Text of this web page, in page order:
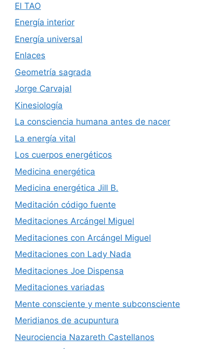
El TAO
Energía interior
Energía universal
Enlaces
Geometría sagrada
Jorge Carvajal
Kinesiología
La consciencia humana antes de nacer
La energía vital
Los cuerpos energéticos
Medicina energética
Medicina energética Jill B.
Meditación código fuente
Meditaciones Arcángel Miguel
Meditaciones con Arcángel Miguel
Meditaciones con Lady Nada
Meditaciones Joe Dispensa
Meditaciones variadas
Mente consciente y mente subconsciente
Meridianos de acupuntura
Neurociencia Nazareth Castellanos